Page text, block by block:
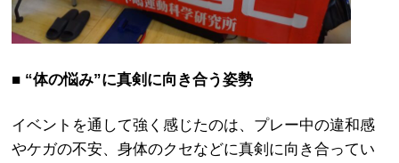
■ “体の悩み”に真剣に向き合う姿勢
イベントを通して強く感じたのは、プレー中の違和感
やケガの不安、身体のクセなどに真剣に向き合ってい